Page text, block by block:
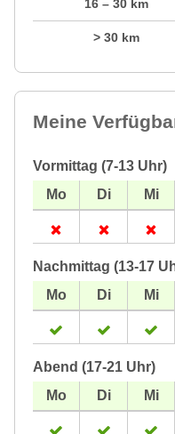
16 – 30 km
> 30 km
Meine
Vormittag (7-13 Uhr)
Nachmittag (13-17
Abend (17-21 Uhr)